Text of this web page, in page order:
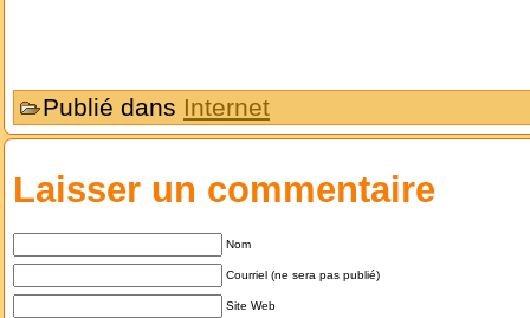
Publié dans Internet
Laisser un commentaire
Nom
Courriel (ne sera pas publié)
Site Web